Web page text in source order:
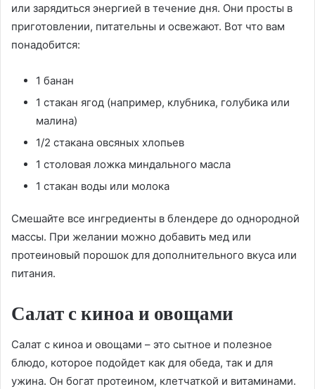
или зарядиться энергией в течение дня. Они просты в
приготовлении, питательны и освежают. Вот что вам
понадобится:
1 банан
1 стакан ягод (например, клубника, голубика или
малина)
1/2 стакана овсяных хлопьев
1 столовая ложка миндального масла
1 стакан воды или молока
Смешайте все ингредиенты в блендере до однородной
массы. При желании можно добавить мед или
протеиновый порошок для дополнительного вкуса или
питания.
Салат с киноа и овощами
Салат с киноа и овощами – это сытное и полезное
блюдо, которое подойдет как для обеда, так и для
ужина. Он богат протеином, клетчаткой и витаминами.